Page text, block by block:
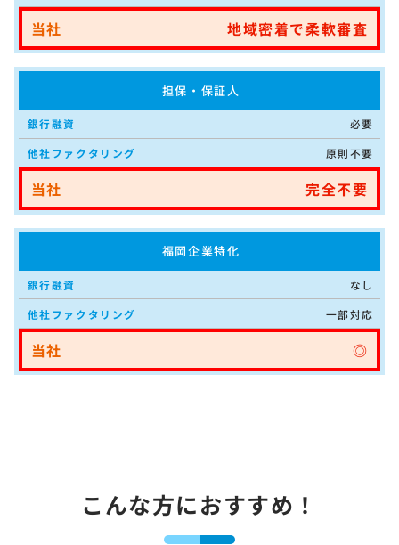
地域密着で柔軟審査
担保・保証人
必要
原則不要
完全不要
福岡企業特化
なし
一部対応
◎
こんな方におすすめ！